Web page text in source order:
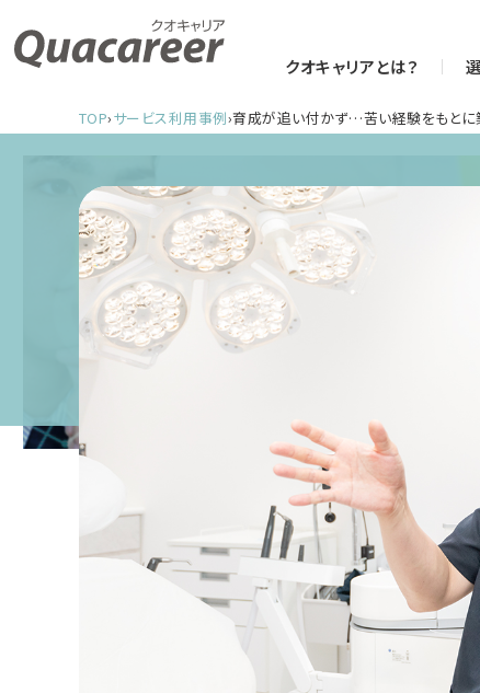
クオキャリアとは？
TOP›サービス利用事例›育成が追い付かず…苦い経験をもとに